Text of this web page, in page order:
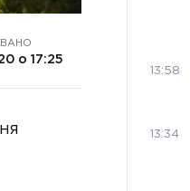
о 17:25
13:58
13:34